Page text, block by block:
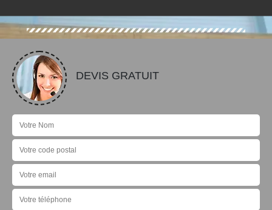
DEVIS GRATUIT